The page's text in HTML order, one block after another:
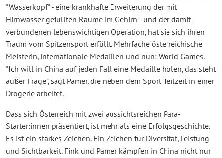
"Wasserkopf" - eine krankhafte Erweiterung der mit
Hirnwasser gefüllten Räume im Gehirn - und der damit
verbundenen lebenswichtigen Operation, hat sie sich ihren
Traum vom Spitzensport erfüllt. Mehrfache österreichische
Meisterin, internationale Medaillen und nun: World Games.
"Ich will in China auf jeden Fall eine Medaille holen, das steht
außer Frage", sagt Pamer, die neben dem Sport Teilzeit in einer
Drogerie arbeitet.
Dass sich Österreich mit zwei aussichtsreichen Para-
Starter:innen präsentiert, ist mehr als eine Erfolgsgeschichte.
Es ist ein starkes Zeichen. Ein Zeichen für Diversität, Leistung
und Sichtbarkeit. Fink und Pamer kämpfen in China nicht nur